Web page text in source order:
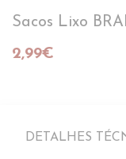
Sacos Lixo
2,99€
DETALHES